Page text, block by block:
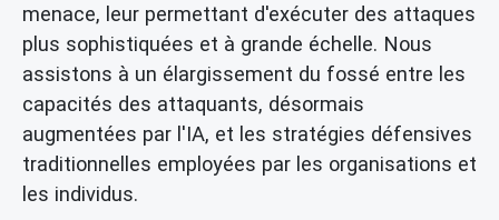
menace, leur permettant d'exécuter des attaques
plus sophistiquées et à grande échelle. Nous
assistons à un élargissement du fossé entre les
capacités des attaquants, désormais
augmentées par l'IA, et les stratégies défensives
traditionnelles employées par les organisations et
les individus.